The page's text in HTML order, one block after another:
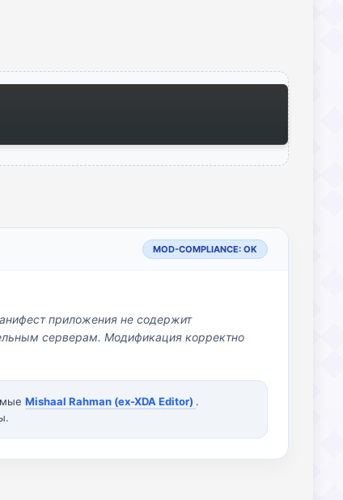
MOD-COMPLIANCE: OK
приложения не содержит
серверам. Модификация корректно
Mishaal Rahman (ex-XDA Editor) .